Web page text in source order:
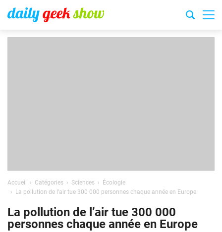
Accueil Catégories Sciences
Écologie
La pollution de l’air tue 300 000 personnes chaque année en Europe
La pollution de l’air tue 300 000
personnes chaque année en Europe